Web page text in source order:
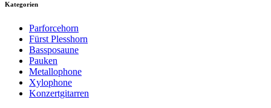
Kategorien
Parforcehorn
Fürst Plesshorn
Bassposaune
Pauken
Metallophone
Xylophone
Konzertgitarren